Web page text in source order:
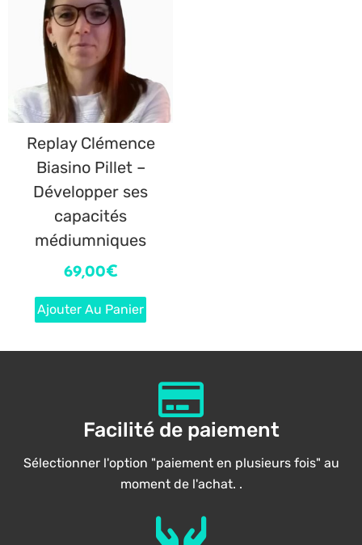
Replay Clémence
Biasino Pillet –
Développer ses
capacités
médiumniques
69,00€
Ajouter Au Panier
Facilité de paiement
Sélectionner l'option "paiement en plusieurs fois" au
moment de l'achat. .